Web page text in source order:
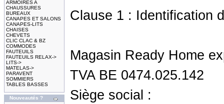
ARMOIRES A
CHAUSSURES
BUREAUX
CANAPES ET SALONS
CANAPES-LITS
CHAISES
CHEVETS
CLIC CLAC & BZ
COMMODES
FAUTEUILS
FAUTEUILS RELAX->
LITS->
MATELAS->
PARAVENT
SOMMIERS
TABLES BASSES
Nouveautés ?
Clause 1 : Identification
Magasin Ready Home
TVA BE 0474.025.142
Siège social :